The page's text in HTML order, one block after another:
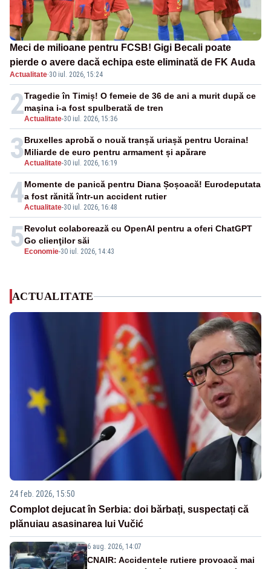
Meci de milioane pentru FCSB! Gigi Becali poate
pierde o avere dacă echipa este eliminată de FK Auda
Actualitate·30 iul. 2026, 15:24
2Actualitate-30 iul. 2026, 15:36
Tragedie în Timiș! O femeie de 36 de ani a murit după ce
mașina i-a fost spulberată de tren
3Actualitate-30 iul. 2026, 16:19
Bruxelles aprobă o nouă tranșă uriașă pentru Ucraina!
Miliarde de euro pentru armament și apărare
4Actualitate-30 iul. 2026, 16:48
Momente de panică pentru Diana Șoșoacă! Eurodeputata
a fost rănită într-un accident rutier
5 Economie-30 iul. 2026, 14:43
Revolut colaborează cu OpenAI pentru a oferi ChatGPT
Go clienţilor săi
ACTUALITATE
24 feb. 2026, 15:50
Complot dejucat în Serbia: doi bărbați, suspectați că
plănuiau asasinarea lui Vučić
6 aug. 2026, 14:07
CNAIR: Accidentele rutiere provoacă mai